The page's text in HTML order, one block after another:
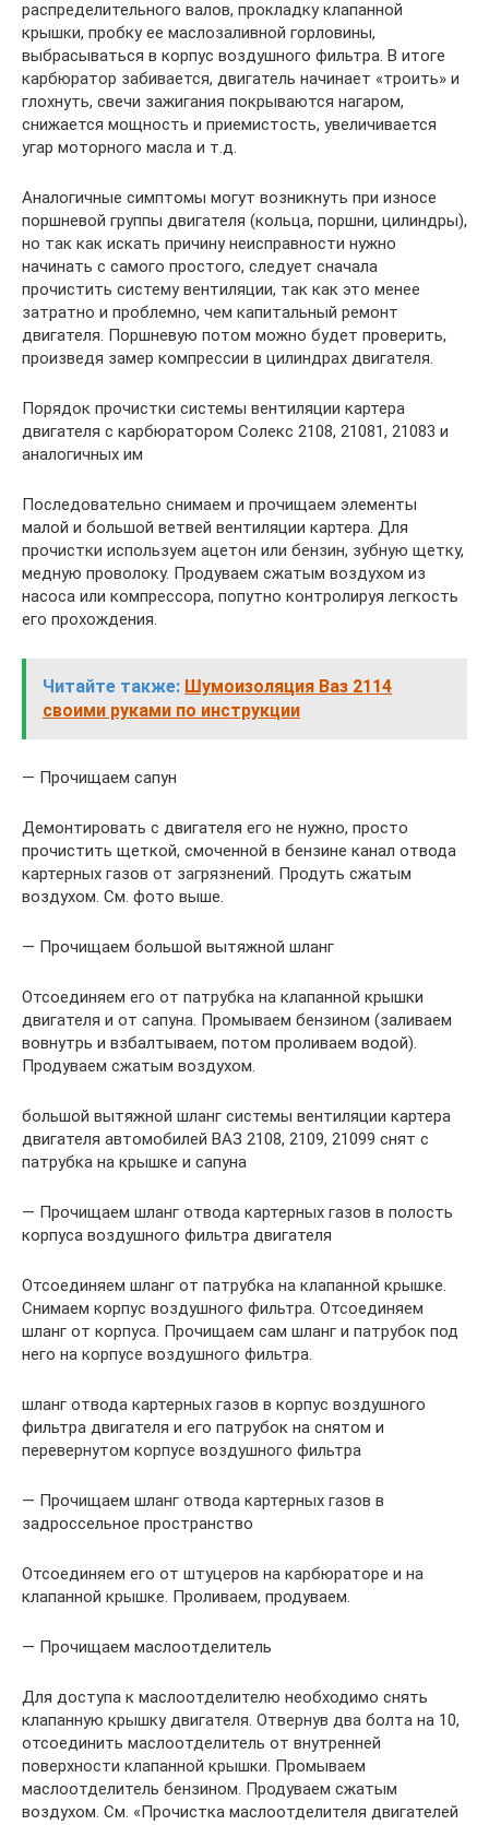
распределительного валов, прокладку клапанной
крышки, пробку ее маслозаливной горловины,
выбрасываться в корпус воздушного фильтра. В итоге
карбюратор забивается, двигатель начинает «троить» и
глохнуть, свечи зажигания покрываются нагаром,
снижается мощность и приемистость, увеличивается
угар моторного масла и т.д.
Аналогичные симптомы могут возникнуть при износе
поршневой группы двигателя (кольца, поршни, цилиндры),
но так как искать причину неисправности нужно
начинать с самого простого, следует сначала
прочистить систему вентиляции, так как это менее
затратно и проблемно, чем капитальный ремонт
двигателя. Поршневую потом можно будет проверить,
произведя замер компрессии в цилиндрах двигателя.
Порядок прочистки системы вентиляции картера
двигателя с карбюратором Солекс 2108, 21081, 21083 и
аналогичных им
Последовательно снимаем и прочищаем элементы
малой и большой ветвей вентиляции картера. Для
прочистки используем ацетон или бензин, зубную щетку,
медную проволоку. Продуваем сжатым воздухом из
насоса или компрессора, попутно контролируя легкость
его прохождения.
Читайте также: Шумоизоляция Ваз 2114
своими руками по инструкции
— Прочищаем сапун
Демонтировать с двигателя его не нужно, просто
прочистить щеткой, смоченной в бензине канал отвода
картерных газов от загрязнений. Продуть сжатым
воздухом. См. фото выше.
— Прочищаем большой вытяжной шланг
Отсоединяем его от патрубка на клапанной крышки
двигателя и от сапуна. Промываем бензином (заливаем
вовнутрь и взбалтываем, потом проливаем водой).
Продуваем сжатым воздухом.
большой вытяжной шланг системы вентиляции картера
двигателя автомобилей ВАЗ 2108, 2109, 21099 снят с
патрубка на крышке и сапуна
— Прочищаем шланг отвода картерных газов в полость
корпуса воздушного фильтра двигателя
Отсоединяем шланг от патрубка на клапанной крышке.
Снимаем корпус воздушного фильтра. Отсоединяем
шланг от корпуса. Прочищаем сам шланг и патрубок под
него на корпусе воздушного фильтра.
шланг отвода картерных газов в корпус воздушного
фильтра двигателя и его патрубок на снятом и
перевернутом корпусе воздушного фильтра
— Прочищаем шланг отвода картерных газов в
задроссельное пространство
Отсоединяем его от штуцеров на карбюраторе и на
клапанной крышке. Проливаем, продуваем.
— Прочищаем маслоотделитель
Для доступа к маслоотделителю необходимо снять
клапанную крышку двигателя. Отвернув два болта на 10,
отсоединить маслоотделитель от внутренней
поверхности клапанной крышки. Промываем
маслоотделитель бензином. Продуваем сжатым
воздухом. См. «Прочистка маслоотделителя двигателей